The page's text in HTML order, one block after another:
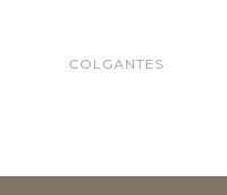
COLGANTES